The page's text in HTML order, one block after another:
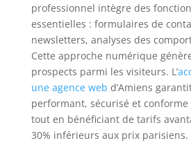
professionnel intègre des
essentielles : formulaires de
newsletters, analyses des
Cette approche numérique
prospects parmi les visiteurs. L’
une agence web d’Amiens
performant, sécurisé et conforme
tout en bénéficiant de tarifs
30% inférieurs aux prix parisiens.